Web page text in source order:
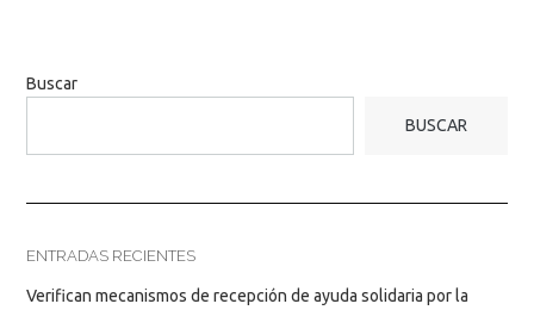
Buscar
BUSCAR
ENTRADAS RECIENTES
Verifican mecanismos de recepción de ayuda solidaria por la